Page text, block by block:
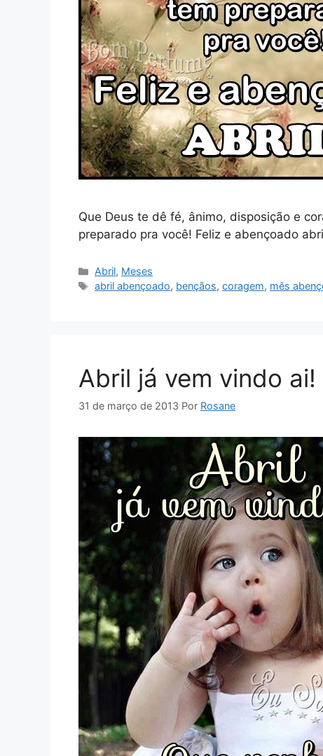
Que Deus te dê fé, ânimo, disposição e
preparado pra você! Feliz e abençoado
Categorias
Abril, Meses
Tags
abril abençoado, bençãos,coragem, mês
Abril já vem vindo ai!
31 de março de 2013 Por Rosane